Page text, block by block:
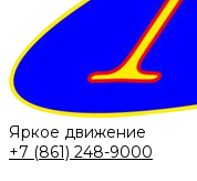
Яркое движение
+7 (861) 248-9000